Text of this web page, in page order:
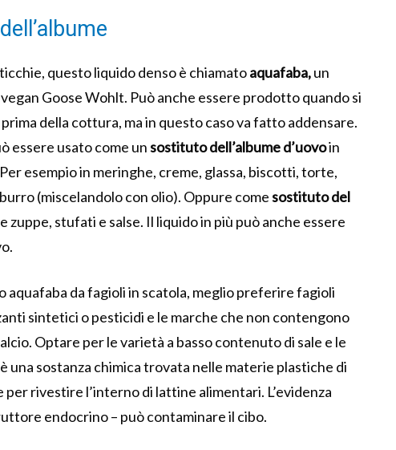
questo liquido denso è chiamatoaquafaba,un
Goose Wohlt. Può anche essere prodotto quando si
della cottura, ma in questo caso va fatto addensare.
essere usato come unsostituto dell’albume d’uovoin
esempio in meringhe, creme, glassa, biscotti, torte,
(miscelandolo con olio). Oppure comesostituto del
zuppe, stufati e salse. Il liquido in più può anche essere
aquafaba da fagioli in scatola, meglio preferire fagioli
sintetici o pesticidi e le marche che non contengono
Optare per le varietà a basso contenuto di sale e le
una sostanza chimica trovata nelle materie plastiche di
rivestire l’interno di lattine alimentari. L’evidenza
endocrino – può contaminare il cibo.